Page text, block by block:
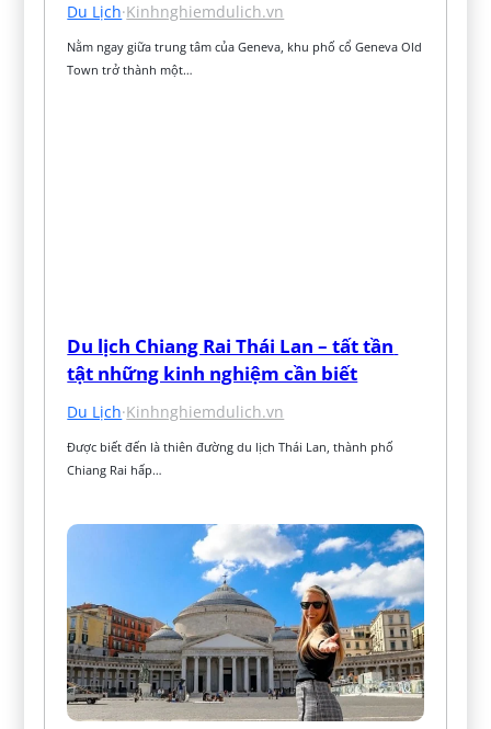
Du Lịch·Kinhnghiemdulich.vn
Nằm ngay giữa trung tâm của Geneva, khu phố cổ Geneva Old
Town trở thành một…
Du lịch Chiang Rai Thái Lan – tất tần
tật những kinh nghiệm cần biết
Du Lịch·Kinhnghiemdulich.vn
Được biết đến là thiên đường du lịch Thái Lan, thành phố
Chiang Rai hấp…